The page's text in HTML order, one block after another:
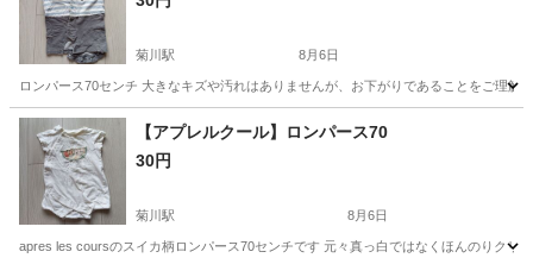
菊川駅 8月6日
ロンパース70センチ 大きなキズや汚れはありませんが、お下がりであることをご理解
東京 墨田区 菊川駅 ベビー用品 ロンパース
【アプレルクール】ロンパース70
30円
菊川駅 8月6日
apres les coursのスイカ柄ロンパース70センチです 元々真っ白ではなくほんのりク